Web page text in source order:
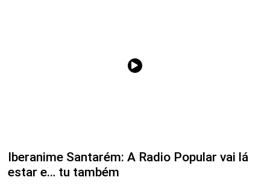
Iberanime Santarém: A Radio Popular vai lá
estar e… tu também